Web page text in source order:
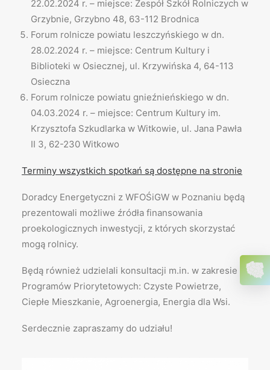
22.02.2024 r. – miejsce: Zespół Szkół Rolniczych w
Grzybnie, Grzybno 48, 63-112 Brodnica
Forum rolnicze powiatu leszczyńskiego w dn.
28.02.2024 r. – miejsce: Centrum Kultury i
Biblioteki w Osiecznej, ul. Krzywińska 4, 64-113
Osieczna
Forum rolnicze powiatu gnieźnieńskiego w dn.
04.03.2024 r. – miejsce: Centrum Kultury im.
Krzysztofa Szkudlarka w Witkowie, ul. Jana Pawła
II 3, 62-230 Witkowo
Terminy wszystkich spotkań są dostępne na stronie
Doradcy Energetyczni z WFOŚiGW w Poznaniu będą
prezentowali możliwe źródła finansowania
proekologicznych inwestycji, z których skorzystać
mogą rolnicy.
Będą również udzielali konsultacji m.in. w zakresie
Programów Priorytetowych: Czyste Powietrze,
Ciepłe Mieszkanie, Agroenergia, Energia dla Wsi.
Serdecznie zapraszamy do udziału!